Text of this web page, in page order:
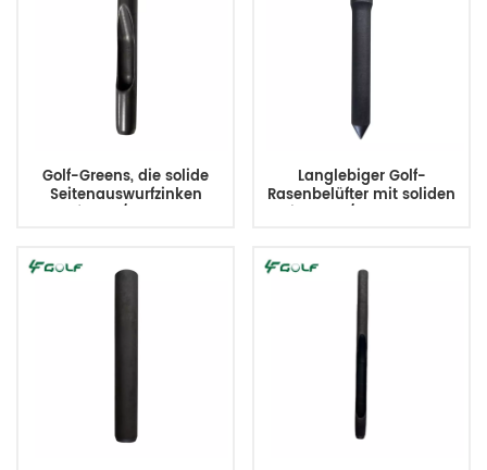
Golf-Greens, die solide
Seitenauswurfzinken
belüften, 3/4 MT x 5,9 l
Langlebiger Golf-
Rasenbelüfter mit soliden
Zinken, 3/4MT x 6,0L x